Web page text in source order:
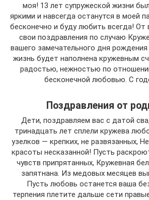
моя! 13 лет супружеской жизни
яркими и навсегда останутся в моей
бесконечно и буду любить всегда! От
свои поздравления по случаю
вашего замечательного дня
жизнь будет наполнена кружевным
радостью, нежностью по
бесконечной любовью. С
Поздравления от
Дети, поздравляем вас с датой
тринадцать лет сплели кружева
узелков — крепких, не развязанных,
красоты несказанной! Пусть
чувств припрятанных, Кружевная
запятнана. Из медовых месяцев
Пусть любовь останется ваша
терпения плетите дальше сети